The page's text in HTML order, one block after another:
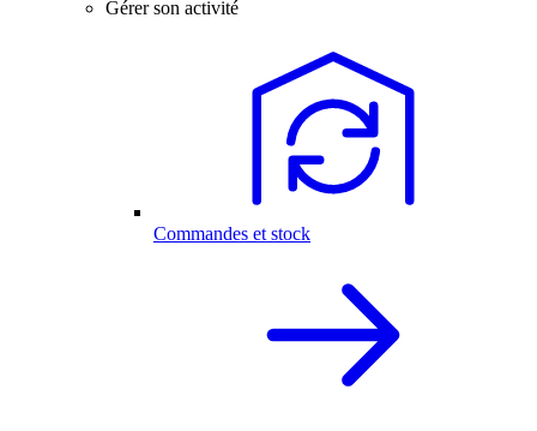
Gérer son activité
Commandes et stock